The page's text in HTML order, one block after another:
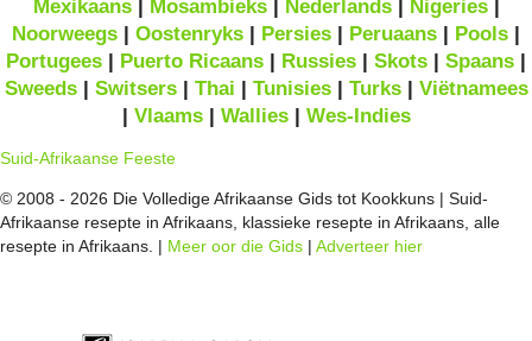
Mexikaans| Mosambieks| Nederlands| Nigeries|
Noorweegs | Oostenryks | Persies | Peruaans | Pools |
Portugees | Puerto Ricaans | Russies | Skots | Spaans |
Sweeds| Switsers| Thai | Tunisies| Turks| Viëtnamees
| Vlaams| Wallies| Wes-Indies
Suid-Afrikaanse Feeste
© 2008 - 2026 Die Volledige Afrikaanse Gids tot Kookkuns | Suid-
Afrikaanse resepte in Afrikaans, klassieke resepte in Afrikaans, alle
resepte in Afrikaans. | Meer oor die Gids | Adverteer hier